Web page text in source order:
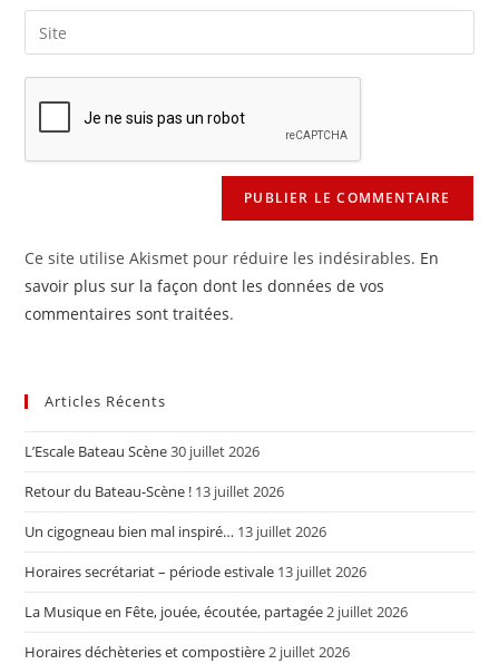
comment
email
address
Saisir
l’URL
de
votre
site
(facultatif)
Ce site utilise Akismet pour réduire les indésirables. En
savoir plus sur la façon dont les données de vos
commentaires sont traitées.
Articles Récents
L’Escale Bateau Scène30 juillet 2026
Retour du Bateau-Scène ! 13 juillet 2026
Un cigogneau bien mal inspiré… 13 juillet 2026
Horaires secrétariat – période estivale 13 juillet 2026
La Musique en Fête, jouée, écoutée, partagée2 juillet 2026
Horaires déchèteries et compostière2 juillet 2026